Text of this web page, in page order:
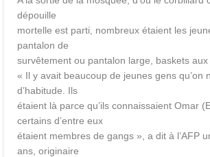
dépouille
mortelle est parti, nombreux étaient les
pantalon de
survêtement ou pantalon large, baskets aux
« Il y avait beaucoup de jeunes gens qu’on
d’habitude. Ils
étaient là parce qu’ils connaissaient Omar
certains d’entre eux
étaient membres de gangs », a dit à l’AFP
ans, originaire